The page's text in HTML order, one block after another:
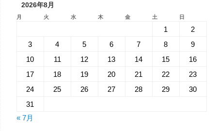
2026年8月
月 火 水 木 金 土 日
1
2
3
4 5 6 7 8
9
10
11 12 13 14 15
16
17
18 19 20 21 22
23
24
25 26 27 28 29
30
31
« 7月